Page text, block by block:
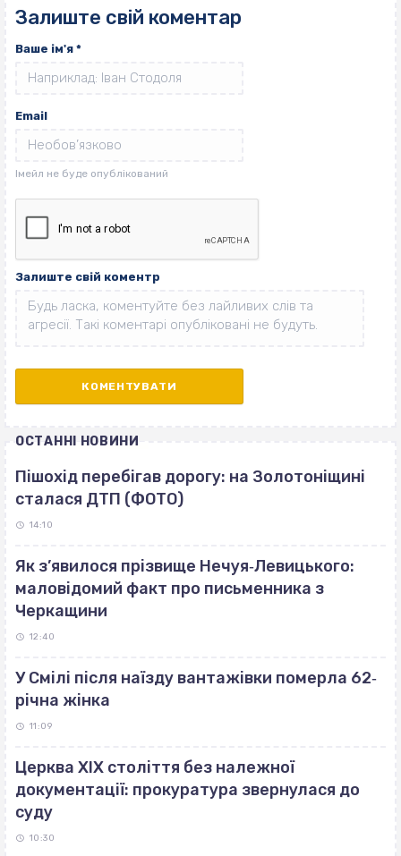
Залиште свій коментар
Ваше ім'я *
Email
Залиште свій коментр
ОСТАННІ НОВИНИ
Пішохід перебігав дорогу: на Золотоніщині
сталася ДТП (ФОТО)
14:10
Як з’явилося прізвище Нечуя‐Левицького:
маловідомий факт про письменника з
Черкащини
12:40
У Смілі після наїзду вантажівки померла 62‐
річна жінка
11:09
Церква ХІХ століття без належної
документації: прокуратура звернулася до
суду
10:30